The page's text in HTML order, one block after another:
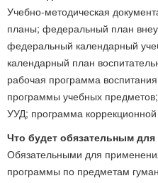
Учебно-методическая
планы; федеральный план
федеральный календарный
календарный план
рабочая программа
программы учебных
УУД; программа
Что будет обязательным
Обязательными для
программы по предметам